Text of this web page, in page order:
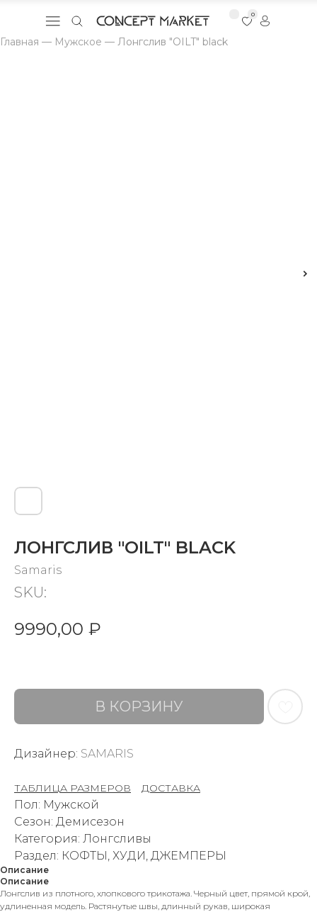
0
Главная — Мужское — Лонгслив "OILT" black
ЛОНГСЛИВ "OILT" BLACK
Samaris
SKU:
9990,00 ₽
В КОРЗИНУ
Дизайнер: SAMARIS
ТАБЛИЦА РАЗМЕРОВ ДОСТАВКА
Пол: Мужской
Сезон: Демисезон
Категория: Лонгсливы
Раздел: КОФТЫ, ХУДИ, ДЖЕМПЕРЫ
Описание
Описание
Лонгслив из плотного, хлопкового трикотажа. Черный цвет, прямой крой,
удлиненная модель. Растянутые швы, длинный рукав, широкая